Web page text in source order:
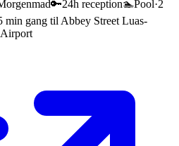
🔑24h reception🏊Pool·2
gang til Abbey Street Luas-